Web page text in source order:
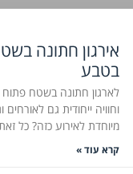
אירגון חתונה
בטבע
לארגון חתונה בשטח פתוח
וחוויה ייחודית גם
מיוחדת לאירוע כזה? כל
קרא עוד »